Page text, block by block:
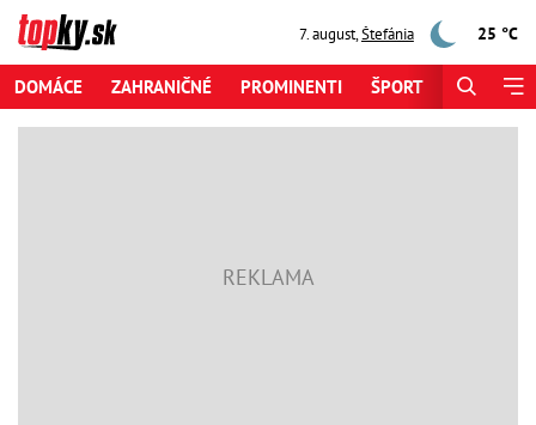
7. august,Štefánia 25 °C
DOMÁCE ZAHRANIČNÉ PROMINENTI ŠPORT